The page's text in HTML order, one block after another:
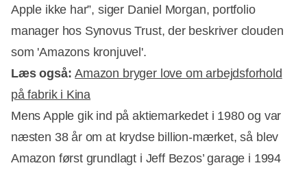
Apple ikke har”, siger Daniel Morgan, portfolio
manager hos Synovus Trust, der beskriver clouden
som 'Amazons kronjuvel'.
Læs også:Amazon bryger love om arbejdsforhold
på fabrik i Kina
Mens Apple gik ind på aktiemarkedet i 1980 og var
næsten 38 år om at krydse billion-mærket, så blev
Amazon først grundlagt i Jeff Bezos’ garage i 1994